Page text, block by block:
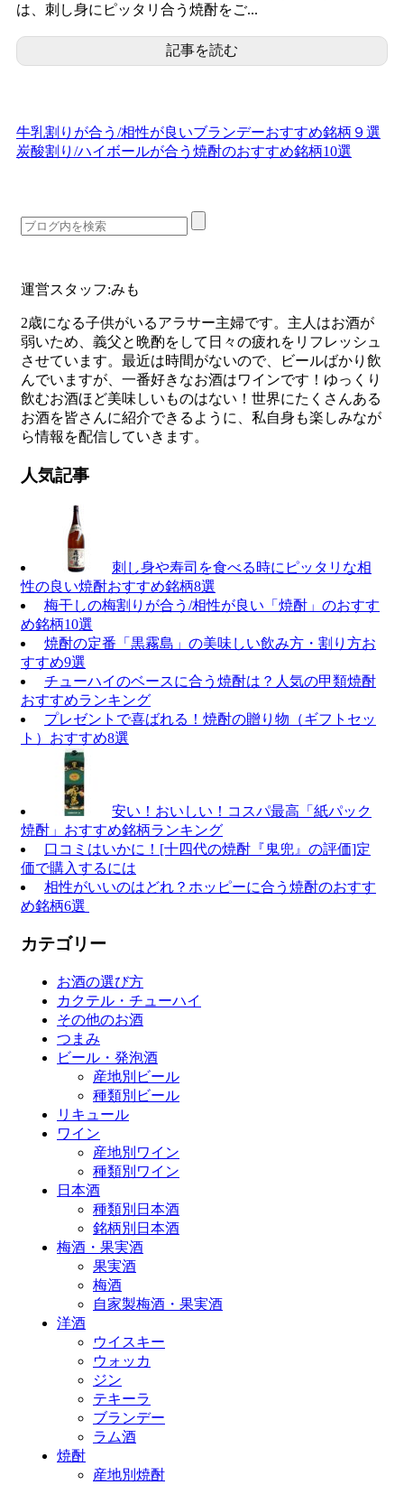
は、刺し身にピッタリ合う焼酎をご...
記事を読む
牛乳割りが合う/相性が良いブランデーおすすめ銘柄９選
炭酸割り/ハイボールが合う焼酎のおすすめ銘柄10選
運営スタッフ:みも
2歳になる子供がいるアラサー主婦です。主人はお酒が
弱いため、義父と晩酌をして日々の疲れをリフレッシュ
させています。最近は時間がないので、ビールばかり飲
んでいますが、一番好きなお酒はワインです！ゆっくり
飲むお酒ほど美味しいものはない！世界にたくさんある
お酒を皆さんに紹介できるように、私自身も楽しみなが
ら情報を配信していきます。
人気記事
刺し身や寿司を食べる時にピッタリな相
性の良い焼酎おすすめ銘柄8選
梅干しの梅割りが合う/相性が良い「焼酎」のおすす
め銘柄10選
焼酎の定番「黒霧島」の美味しい飲み方・割り方お
すすめ9選
チューハイのベースに合う焼酎は？人気の甲類焼酎
おすすめランキング
プレゼントで喜ばれる！焼酎の贈り物（ギフトセッ
ト）おすすめ8選
安い！おいしい！コスパ最高「紙パック
焼酎」おすすめ銘柄ランキング
口コミはいかに！[十四代の焼酎『鬼兜』の評価]定
価で購入するには
相‌性‌が‌い‌い‌の‌は‌ど‌れ？‌ホッ‌ピー‌に‌合‌う‌焼‌酎‌の‌お‌す‌す‌
め‌銘‌柄‌6選‌ ‌
カテゴリー
お酒の選び方
カクテル・チューハイ
その他のお酒
つまみ
ビール・発泡酒
産地別ビール
種類別ビール
リキュール
ワイン
産地別ワイン
種類別ワイン
日本酒
種類別日本酒
銘柄別日本酒
梅酒・果実酒
果実酒
梅酒
自家製梅酒・果実酒
洋酒
ウイスキー
ウォッカ
ジン
テキーラ
ブランデー
ラム酒
焼酎
産地別焼酎